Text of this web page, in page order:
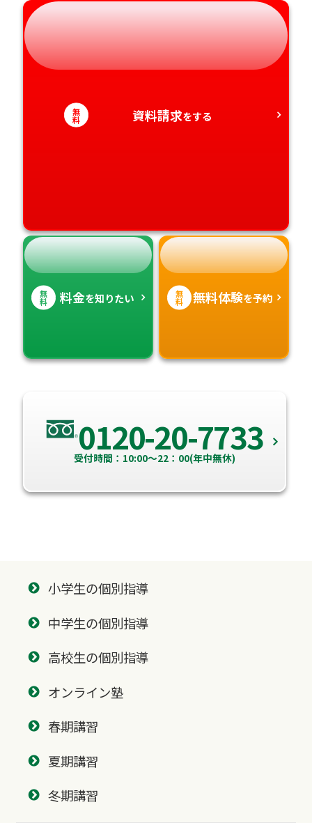
岐阜県
静岡県
奈良県
和歌山県
山口県
徳島県
愛媛県
大分県
鹿児島県
無
料 資料請求をする
無
料 料金を知りたい 無
料 無料体験を予約
0120-20-7733
受付時間：10:00～22：00(年中無休)
小学生の個別指導
中学生の個別指導
高校生の個別指導
オンライン塾
春期講習
夏期講習
冬期講習